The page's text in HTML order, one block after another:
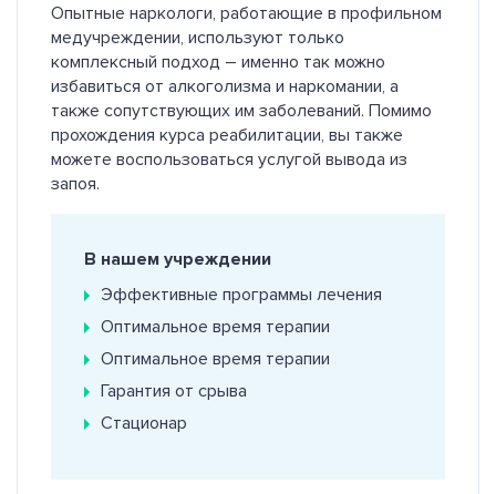
Опытные наркологи, работающие в профильном
медучреждении, используют только
комплексный подход – именно так можно
избавиться от алкоголизма и наркомании, а
также сопутствующих им заболеваний. Помимо
прохождения курса реабилитации, вы также
можете воспользоваться услугой вывода из
запоя.
В нашем учреждении
Эффективные программы лечения
Оптимальное время терапии
Оптимальное время терапии
Гарантия от срыва
Стационар